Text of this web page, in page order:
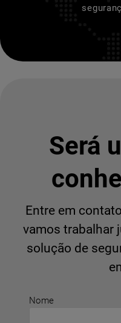
Nome
Será
Entre em
vamos trabalhar
solução de